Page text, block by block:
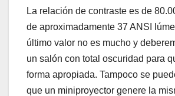
La relación de contraste es de
de aproximadamente 37 ANSI
último valor no es mucho y
un salón con total oscuridad para
forma apropiada. Tampoco se
que un miniproyector genere la